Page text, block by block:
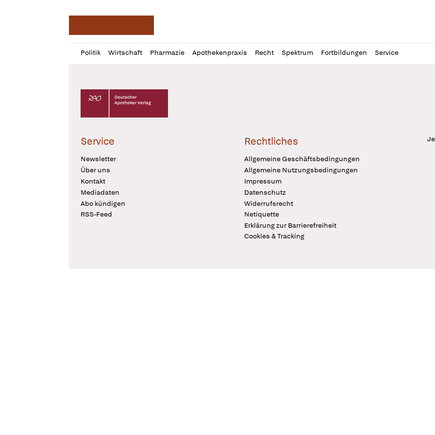
Politik Wirtschaft Pharmazie Apothekenpraxis Recht Spektrum Fortbildungen Service
Profil
öffnen
Daz
Pur
Deutscher Apotheker Verlag Logo
Service
Newsletter
Über uns
Kontakt
Mediadaten
Abo kündigen
RSS-Feed
Rechtliches
Allgemeine Geschäftsbedingungen
Allgemeine Nutzungsbedingungen
Impressum
Datenschutz
Widerrufsrecht
Netiquette
Erklärung zur Barrierefreiheit
Cookies & Tracking